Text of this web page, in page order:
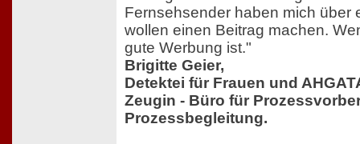
Fernsehsender haben mich über
wollen einen Beitrag machen.
gute Werbung ist."
Brigitte Geier,
Detektei für Frauen und
Zeugin - Büro für
Prozessbegleitung.